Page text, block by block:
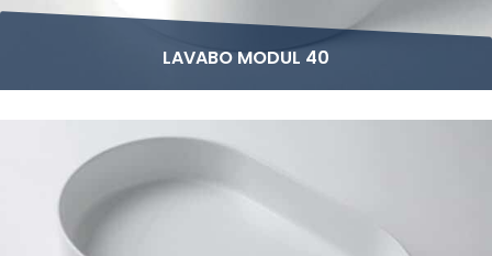
LAVABO MODUL 40